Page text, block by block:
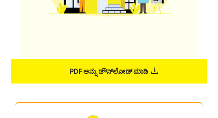
PDF ಅನ್ನು ಡೌನ್‌ಲೋಡ್ ಮಾಡಿ